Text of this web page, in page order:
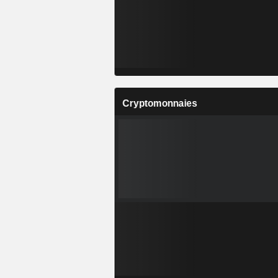
Cryptomonnaies